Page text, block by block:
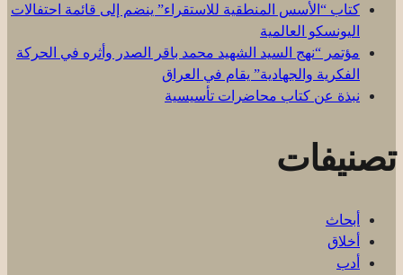
كتاب “الأسس المنطقية للاستقراء” ينضم إلى قائمة احتفالات
اليونسكو العالمية
مؤتمر “نهج السيد الشهيد محمد باقر الصدر وأثره في الحركة
الفكرية والجهادية” يقام في العراق
نبذة عن كتاب محاضرات تأسيسية
تصنيفات
أبحاث
أخلاق
أدب